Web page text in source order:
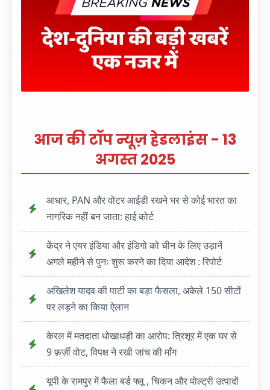
आज की टॉप न्यूज़ हेडलाइंस - 13
अगस्त 2025
आधार, PAN और वोटर आईडी रखने भर से कोई भारत का
नागरिक नहीं बन जाता: हाई कोर्ट
केंद्र ने एयर इंडिया और इंडिगो को चीन के लिए उड़ानें
अगले महीने से पुनः शुरू करने का दिया आदेश : रिपोर्ट
अखिलेश यादव की पार्टी का बड़ा फैसला, अकेले 150 सीटों
पर लड़ने का किया ऐलान
केरल में मतदाता धोखाधड़ी का आरोप: त्रिशूर में एक घर से
9 फ़र्ज़ी वोट, विपक्ष ने रखी जांच की माँग
यूपी के रामपुर में फैला बर्ड फ्लू , चिकन और पोल्ट्री उत्पादों